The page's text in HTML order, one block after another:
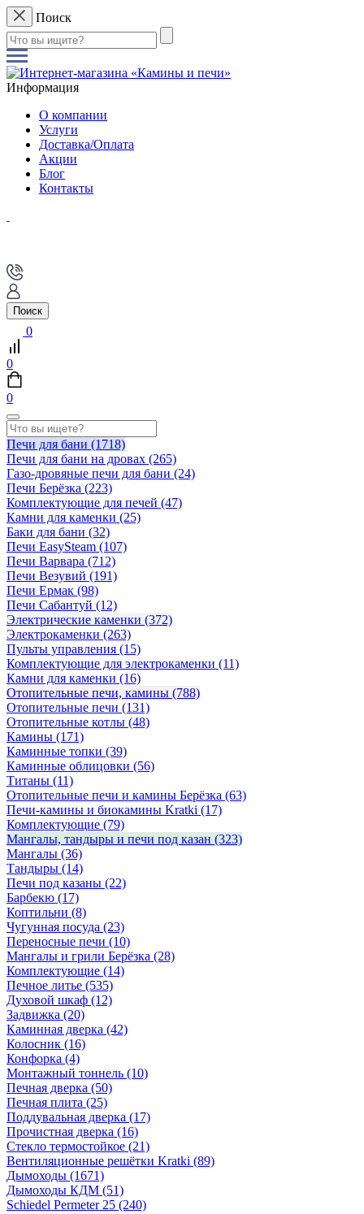
Поиск
Информация
О компании
Услуги
Доставка/Оплата
Акции
Блог
Контакты
Поиск
0
0
0
Печи для бани (1718)
Печи для бани на дровах (265)
Газо-дровяные печи для бани (24)
Печи Берёзка (223)
Комплектующие для печей (47)
Камни для каменки (25)
Баки для бани (32)
Печи EasySteam (107)
Печи Варвара (712)
Печи Везувий (191)
Печи Ермак (98)
Печи Сабантуй (12)
Электрические каменки (372)
Электрокаменки (263)
Пульты управления (15)
Комплектующие для электрокаменки (11)
Камни для каменки (16)
Отопительные печи, камины (788)
Отопительные печи (131)
Отопительные котлы (48)
Камины (171)
Каминные топки (39)
Каминные облицовки (56)
Титаны (11)
Отопительные печи и камины Берёзка (63)
Печи-камины и биокамины Kratki (17)
Комплектующие (79)
Мангалы, тандыры и печи под казан (323)
Мангалы (36)
Тандыры (14)
Печи под казаны (22)
Барбекю (17)
Коптильни (8)
Чугунная посуда (23)
Переносные печи (10)
Мангалы и грили Берёзка (28)
Комплектующие (14)
Печное литье (535)
Духовой шкаф (12)
Задвижка (20)
Каминная дверка (42)
Колосник (16)
Конфорка (4)
Монтажный тоннель (10)
Печная дверка (50)
Печная плита (25)
Поддувальная дверка (17)
Прочистная дверка (16)
Стекло термостойкое (21)
Вентиляционные решётки Kratki (89)
Дымоходы (1671)
Дымоходы КДМ (51)
Schiedel Permeter 25 (240)